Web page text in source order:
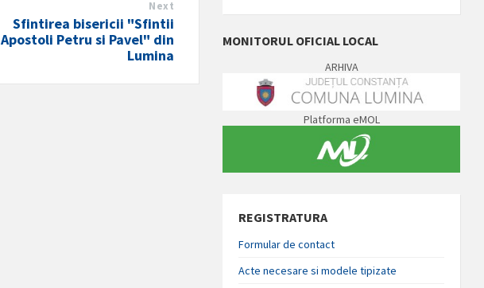
Next
Sfintirea bisericii "Sfintii
Apostoli Petru si Pavel" din
Lumina
MONITORUL OFICIAL LOCAL
ARHIVA
Platforma eMOL
REGISTRATURA
Formular de contact
Acte necesare si modele tipizate